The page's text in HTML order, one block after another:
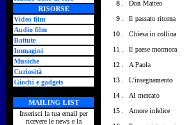
RISORSE
Video film
Audio film
Battute
Immagini
Musiche
Curiosità
Giochi e gadgets
MAILING LIST
Inserisci la tua email per
ricevere le news e la
8 .
9 .
10 .
11 .
12 .
13 .
14 .
15 .
Don Matteo
Il passato ritorna
Chiesa in collina
Il paese mormora
A Paola
L'insegnamento
Al mercato
Amore infelice